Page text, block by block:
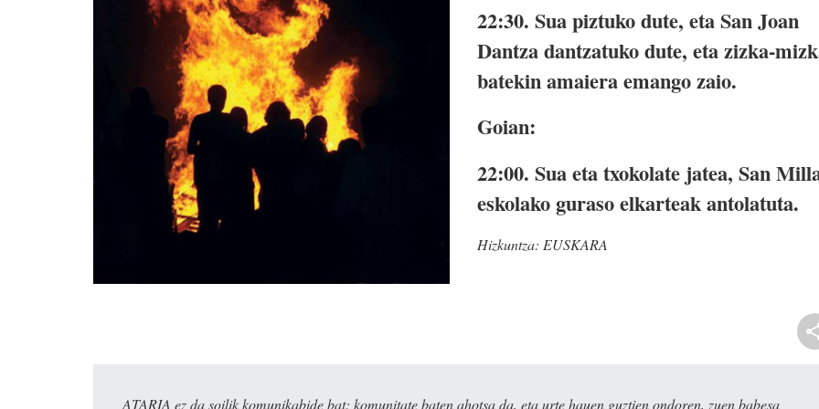
22:30. Sua piztuko dute, eta San Joan
Dantza dantzatuko dute, eta zizka-
batekin amaiera emango zaio.
Goian:
22:00. Sua eta txokolate jatea, San
eskolako guraso elkarteak antolatuta.
Hizkuntza: EUSKARA
ATARIA ez da soilik komunikabide bat: komunitate baten ahotsa da, eta urte hauen guztien ondoren, zuen babesa